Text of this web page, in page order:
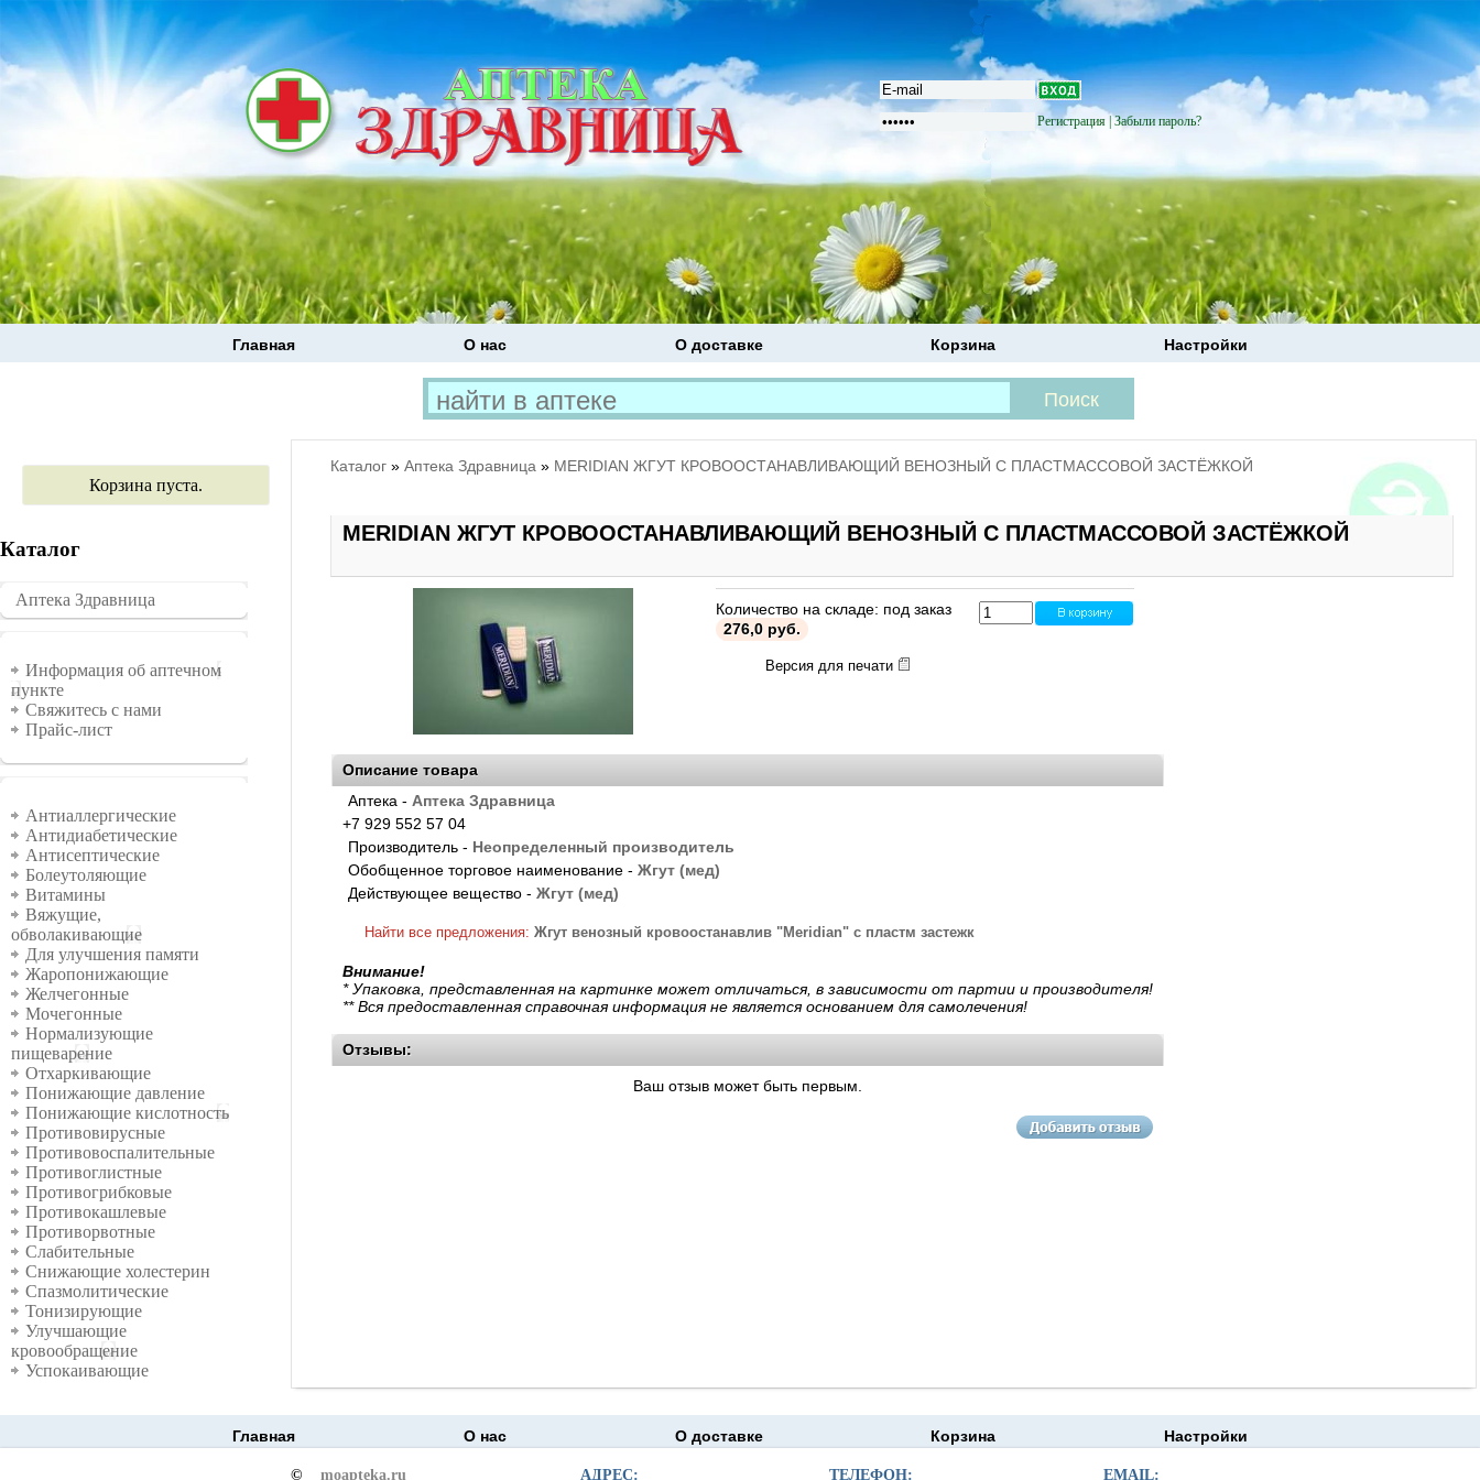
Регистрация |Забыли пароль?
Главная О нас О доставке Корзина Настройки
Корзина пуста.
Каталог
�������
Аптека Здравница
Информация
Информация об аптечном
пункте
Свяжитесь с нами
Прайс-лист
Группы
Антиаллергические
Антидиабетические
Антисептические
Болеутоляющие
Витамины
Вяжущие,
обволакивающие
Для улучшения памяти
Жаропонижающие
Желчегонные
Мочегонные
Нормализующие
пищеварение
Отхаркивающие
Понижающие давление
Понижающие кислотность
Противовирусные
Противовоспалительные
Противоглистные
Противогрибковые
Противокашлевые
Противорвотные
Слабительные
Снижающие холестерин
Спазмолитические
Тонизирующие
Улучшающие
кровообращение
Успокаивающие
Каталог » Аптека Здравница » MERIDIAN ЖГУТ КРОВООСТАНАВЛИВАЮЩИЙ ВЕНОЗНЫЙ С ПЛАСТМАССОВОЙ ЗАСТЁЖКОЙ
MERIDIAN ЖГУТ КРОВООСТАНАВЛИВАЮЩИЙ ВЕНОЗНЫЙ С ПЛАСТМАССОВОЙ ЗАСТЁЖКОЙ
Количество на складе: под заказ
276,0 руб.
Версия для печати
Описание товара
Аптека - Аптека Здравница
+7 929 552 57 04
Производитель - Неопределенный производитель
Обобщенное торговое наименование - Жгут (мед)
Действующее вещество - Жгут (мед)
Найти все предложения: Жгут венозный кровоостанавлив "Meridian" с пластм застежк
Внимание!
* Упаковка, представленная на картинке может отличаться, в зависимости от партии и производителя!
** Вся предоставленная справочная информация не является основанием для самолечения!
Отзывы:
Ваш отзыв может быть первым.
Главная О нас О доставке Корзина Настройки
© moapteka.ru АДРЕС: ТЕЛЕФОН: EMAIL: